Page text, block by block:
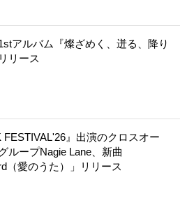
アルバム『燦ざめく、迸る、降り
リース
FESTIVAL'26』出演のクロスオー
ループNagie Lane、新曲
（愛のうた）」リリース